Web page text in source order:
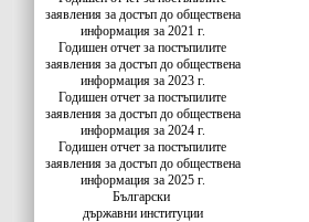
заявления за достъп до обществена
информация за 2021 г.
Годишен отчет за постъпилите
заявления за достъп до обществена
информация за 2023 г.
Годишен отчет за постъпилите
заявления за достъп до обществена
информация за 2024 г.
Годишен отчет за постъпилите
заявления за достъп до обществена
информация за 2025 г.
Български
държавни институции